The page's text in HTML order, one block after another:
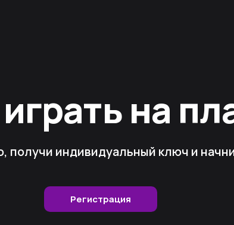
на
получи индивидуальный ключ и
Регистрация